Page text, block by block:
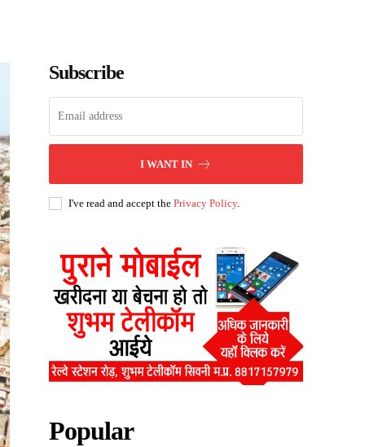
Subscribe
I WANT IN
I've read and accept thePrivacy Policy.
Popular